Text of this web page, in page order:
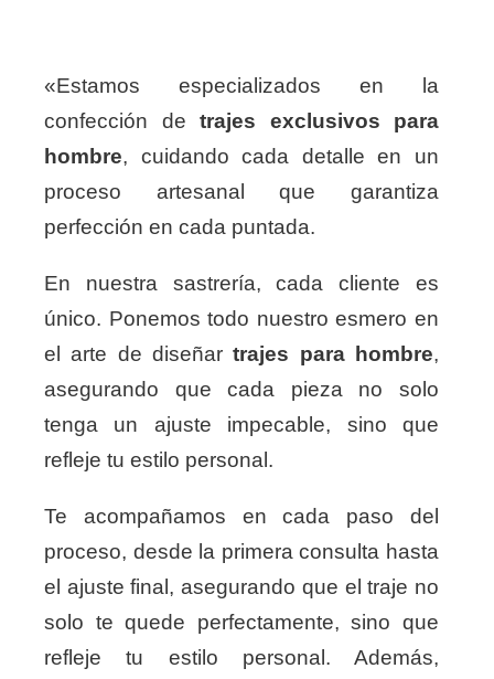
«Estamos especializados en la
confección de trajes exclusivos para
hombre, cuidando cada detalle en un
proceso artesanal que garantiza
perfección en cada puntada.
En nuestra sastrería, cada cliente es
único. Ponemos todo nuestro esmero en
el arte de diseñartrajes para hombre,
asegurando que cada pieza no solo
tenga un ajuste impecable, sino que
refleje tu estilo personal.
Te acompañamos en cada paso del
proceso, desde la primera consulta hasta
el ajuste final, asegurando que el traje no
solo te quede perfectamente, sino que
refleje tu estilo personal. Además,